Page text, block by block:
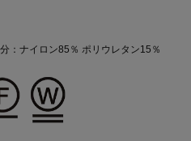
：ナイロン85％ ポリウレタン15％